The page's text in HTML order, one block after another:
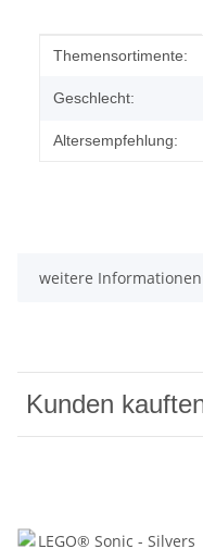
Produkteigenschaft
Wert
Themensortimente:
Geschlecht:
Altersempfehlung:
weitere Informationen
Kunden